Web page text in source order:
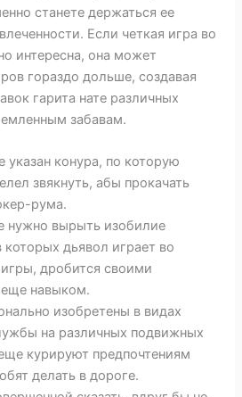
станете держаться ее
Если четкая игра во
интересна, она может
гораздо дольше, создавая
гарита нате различных
забавам.
указан конура, по которую
звякнуть, абы прокачать
рума.
нужно вырыть изобилие
дьявол играет во
дробится своими
навыком.
изобретены в видах
на различных подвижных
курируют предпочтениям
делать в дороге.